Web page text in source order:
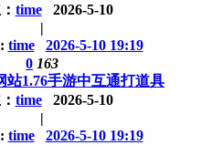
time
2026-5-10
|
time
2026-5-10 19:19
0 163
站1.76手游中互通打道具
time
2026-5-10
|
time
2026-5-10 19:19